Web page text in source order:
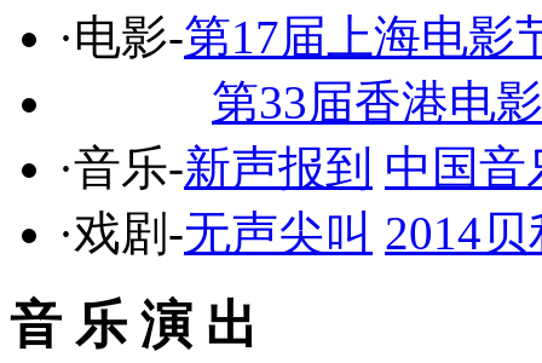
·电影-第17届上海电影
第33届香港电
·音乐-新声报到 中国音
·戏剧-无声尖叫 2014
音 乐 演 出